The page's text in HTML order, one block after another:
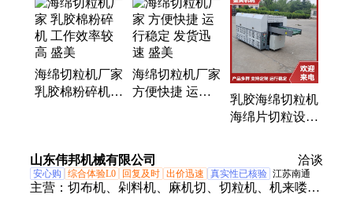
机、剁料机、切段机、切短机、切丝机、剪棉机、切
碎机、切条机、切丁机
海绵切粒机厂家
乳胶棉粉碎机
海绵切粒机厂家
方便快捷 运行
乳胶海绵切粒机
海绵片切粒设备
化高 设计合理
山东伟邦机械有限公司 洽谈
安心购 综合体验L0 回复及时 出价迅速 真实性已核验 江苏南通
主营： 切布机、剁料机、麻机切、切粒机、机来喽、